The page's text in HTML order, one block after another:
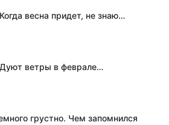
весна придет, не знаю…
ветры в феврале…
грустно. Чем запомнился